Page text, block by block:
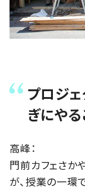
プロジ
ぎにや
高峰：
門前カフェさか
が、授業の一環